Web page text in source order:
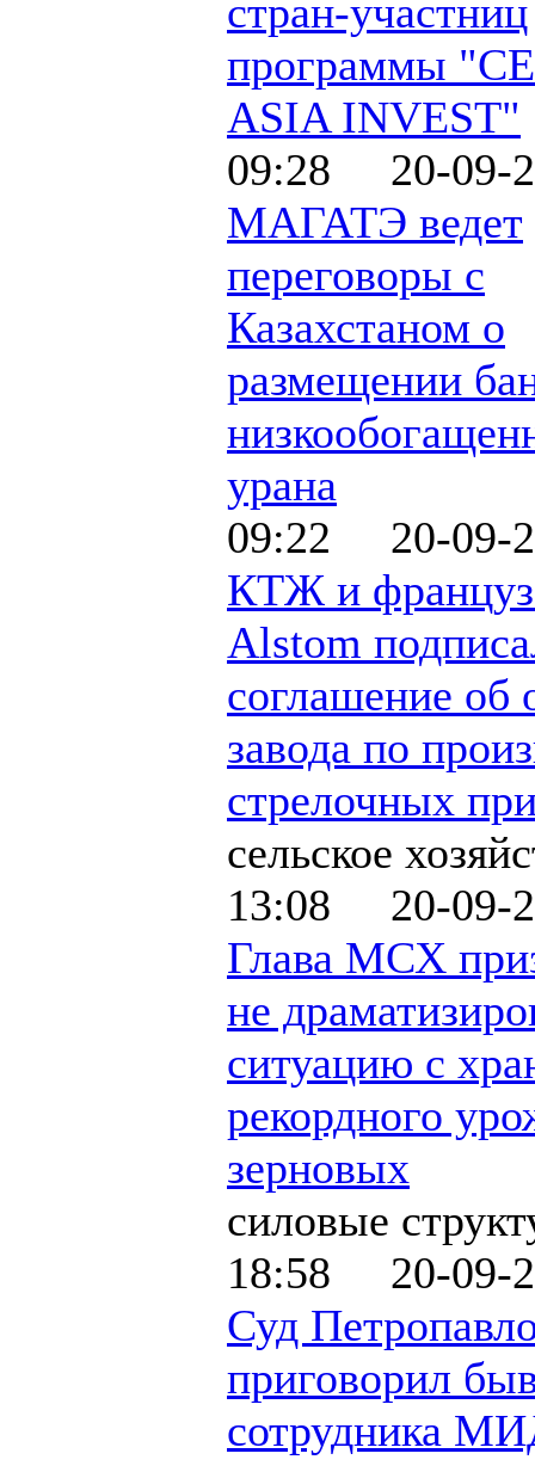
стран-участниц
программы
ASIA INVEST"
09:28 20-09-
МАГАТЭ ведет
переговоры с
Казахстаном о
размещении
урана
09:22 20-09-
КТЖ и
Alstom
соглашение об
завода по
стрелочных
сельское
13:08 20-09-
Глава МСХ
не
ситуацию с
рекордного
зерновых
силовые
18:58 20-09-
Суд
приговорил
сотрудника